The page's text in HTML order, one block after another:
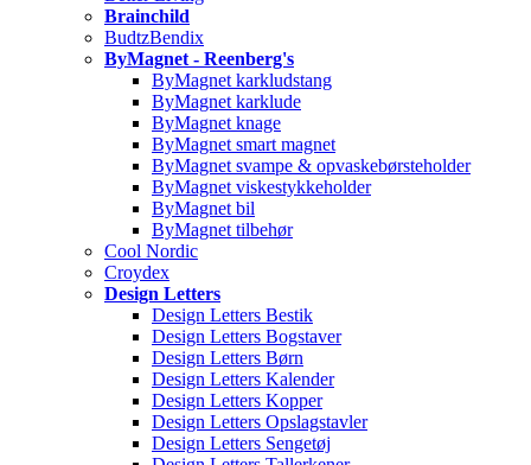
Brainchild
BudtzBendix
ByMagnet - Reenberg's
ByMagnet karkludstang
ByMagnet karklude
ByMagnet knage
ByMagnet smart magnet
ByMagnet svampe & opvaskebørsteholder
ByMagnet viskestykkeholder
ByMagnet bil
ByMagnet tilbehør
Cool Nordic
Croydex
Design Letters
Design Letters Bestik
Design Letters Bogstaver
Design Letters Børn
Design Letters Kalender
Design Letters Kopper
Design Letters Opslagstavler
Design Letters Sengetøj